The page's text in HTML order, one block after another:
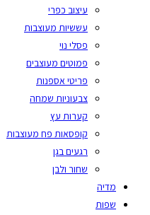
עיצוב כפרי
עששיות מעוצבות
פסלי נוי
פמוטים מעוצבים
פריטי אספנות
צבעוניות שמחה
קערות עץ
קופסאות פח מעוצבות
רגעים בגן
שחור ולבן
מדיה
שפות